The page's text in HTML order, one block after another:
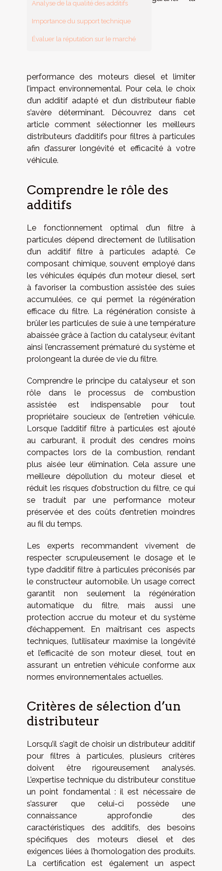
Analyse de la qualité des additifs
Importance du support technique
Évaluer la réputation sur le marché
performance des moteurs diesel et limiter
l’impact environnemental. Pour cela, le choix
d’un additif adapté et d’un distributeur fiable
s’avère déterminant. Découvrez dans cet
article comment sélectionner les meilleurs
distributeurs d’additifs pour filtres à particules
afin d’assurer longévité et efficacité à votre
véhicule.
Comprendre le rôle des
additifs
Le fonctionnement optimal d’un filtre à
particules dépend directement de l’utilisation
d’un additif filtre à particules adapté. Ce
composant chimique, souvent employé dans
les véhicules équipés d’un moteur diesel, sert
à favoriser la combustion assistée des suies
accumulées, ce qui permet la régénération
efficace du filtre. La régénération consiste à
brûler les particules de suie à une température
abaissée grâce à l’action du catalyseur, évitant
ainsi l’encrassement prématuré du système et
prolongeant la durée de vie du filtre.
Comprendre le principe du catalyseur et son
rôle dans le processus de combustion
assistée est indispensable pour tout
propriétaire soucieux de l’entretien véhicule.
Lorsque l’additif filtre à particules est ajouté
au carburant, il produit des cendres moins
compactes lors de la combustion, rendant
plus aisée leur élimination. Cela assure une
meilleure dépollution du moteur diesel et
réduit les risques d’obstruction du filtre, ce qui
se traduit par une performance moteur
préservée et des coûts d’entretien moindres
au fil du temps.
Les experts recommandent vivement de
respecter scrupuleusement le dosage et le
type d’additif filtre à particules préconisés par
le constructeur automobile. Un usage correct
garantit non seulement la régénération
automatique du filtre, mais aussi une
protection accrue du moteur et du système
d’échappement. En maîtrisant ces aspects
techniques, l’utilisateur maximise la longévité
et l’efficacité de son moteur diesel, tout en
assurant un entretien véhicule conforme aux
normes environnementales actuelles.
Critères de sélection d’un
distributeur
Lorsqu’il s’agit de choisir un distributeur additif
pour filtres à particules, plusieurs critères
doivent être rigoureusement analysés.
L’expertise technique du distributeur constitue
un point fondamental : il est nécessaire de
s’assurer que celui-ci possède une
connaissance approfondie des
caractéristiques des additifs, des besoins
spécifiques des moteurs diesel et des
exigences liées à l’homologation des produits.
La certification est également un aspect